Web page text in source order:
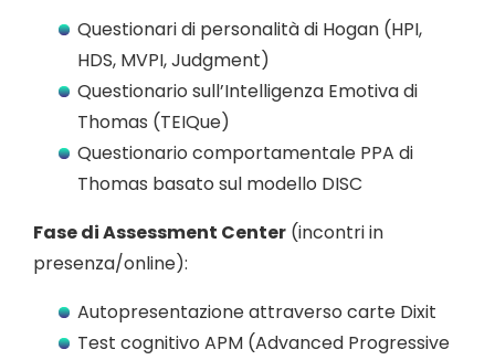
Questionari di personalità di Hogan (HPI,
HDS, MVPI, Judgment)
Questionario sull’Intelligenza Emotiva di
Thomas (TEIQue)
Questionario comportamentale PPA di
Thomas basato sul modello DISC
Fase di Assessment Center (incontri in
presenza/online):
Autopresentazione attraverso carte Dixit
Test cognitivo APM (Advanced Progressive